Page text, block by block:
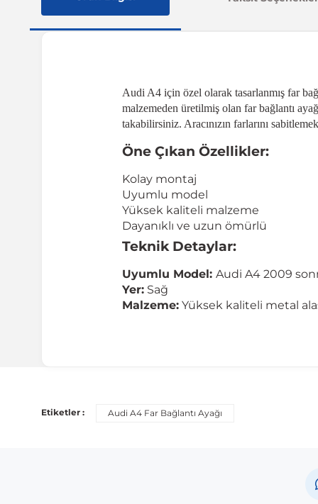
Audi A4 için özel olarak tasarlanmış far
malzemeden üretilmiş olan far bağlantı
takabilirsiniz. Aracınızın farlarını
Öne Çıkan Özellikler:
Kolay montaj
Uyumlu model
Yüksek kaliteli malzeme
Dayanıklı ve uzun ömürlü
Teknik Detaylar:
Uyumlu Model: Audi A4 2009
Yer: Sağ
Malzeme: Yüksek kaliteli metal
Araç üreticileri aynı model yılı içerisinde farklı
Etiketler : Audi A4 Far Bağlantı Ayağı